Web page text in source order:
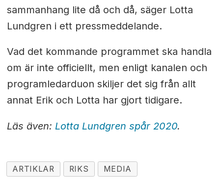
sammanhang lite då och då, säger Lotta
Lundgren i ett pressmeddelande.
Vad det kommande programmet ska handla
om är inte officiellt, men enligt kanalen och
programledarduon skiljer det sig från allt
annat Erik och Lotta har gjort tidigare.
Läs även: Lotta Lundgren spår 2020.
ARTIKLAR RIKS MEDIA